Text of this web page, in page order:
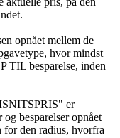
opnået mellem de
hvor mindst
TIL besparelse, inden
er
besparelser opnået
for den radius, hvorfra